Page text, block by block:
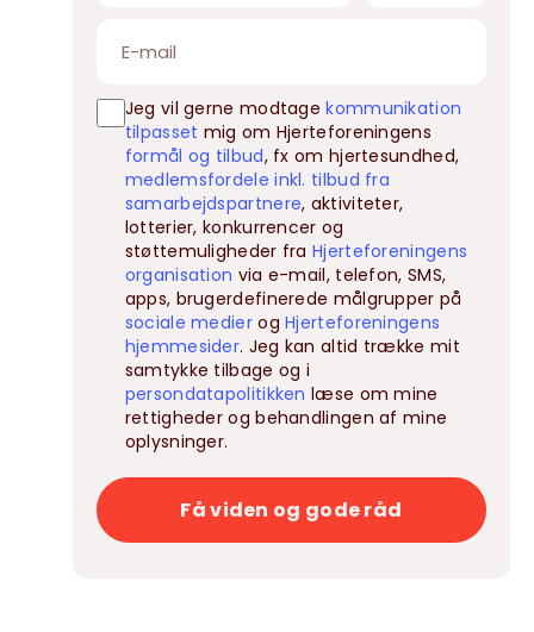
Jeg vil gerne modtagekommunikation
tilpasset mig om Hjerteforeningens
formål og tilbud, fx om hjertesundhed,
medlemsfordele inkl. tilbud fra
samarbejdspartnere, aktiviteter,
lotterier, konkurrencer og
støttemuligheder fraHjerteforeningens
organisation via e-mail, telefon, SMS,
apps, brugerdefinerede målgrupper på
sociale medierogHjerteforeningens
hjemmesider. Jeg kan altid trække mit
samtykke tilbage og i
persondatapolitikken læse om mine
rettigheder og behandlingen af mine
oplysninger.
Få viden og gode råd